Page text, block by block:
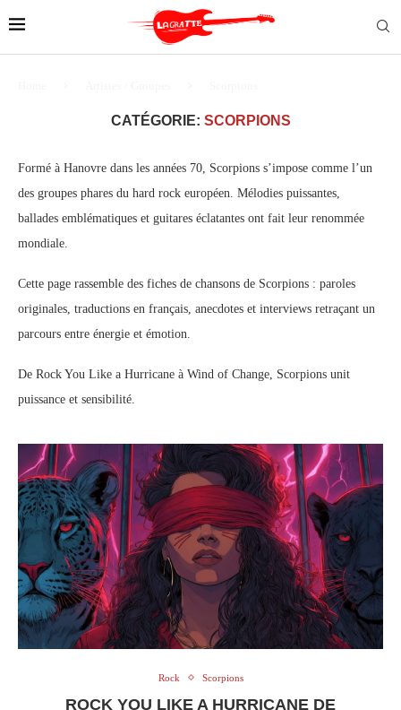
CATÉGORIE: SCORPIONS
Formé à Hanovre dans les années 70, Scorpions s’impose comme l’un
des groupes phares du hard rock européen. Mélodies puissantes,
ballades emblématiques et guitares éclatantes ont fait leur renommée
mondiale.
Cette page rassemble des fiches de chansons de Scorpions : paroles
originales, traductions en français, anecdotes et interviews retraçant un
parcours entre énergie et émotion.
De Rock You Like a Hurricane à Wind of Change, Scorpions unit
puissance et sensibilité.
Rock Scorpions
ROCK YOU LIKE A HURRICANE DE